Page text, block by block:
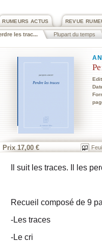
REVUE
RUMEURS ACTUS
les trac... Plupart du temps
Prix 17,00 €
Il suit les traces. Il les
Recueil composé de 9
-Les traces
-Le cri